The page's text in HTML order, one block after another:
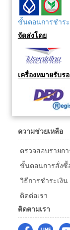
ขั้นตอนการชำระ
จัดส่งโดย
เครื่องหมายรับร
ความช่วยเหลือ
ตรวจสอบรายก
ขั้นตอนการสั่งซื้
วิธีการชำระเงิน
ติดต่อเรา
ติดตามเรา